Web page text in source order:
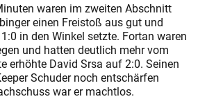
waren im zweiten Abschnitt
einen Freistoß aus gut und
in den Winkel setzte. Fortan waren
und hatten deutlich mehr vom
erhöhte David Srsa auf 2:0. Seinen
Schuder noch entschärfen
war er machtlos.